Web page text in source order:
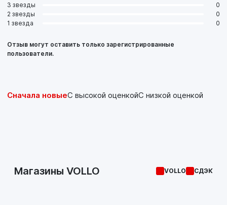
3 звезды
0
2 звезды
0
1 звезда
0
Отзыв могут оставить только зарегистрированные
пользователи.
Сначала новыеС высокой оценкойС низкой оценкой
Магазины VOLLO VOLLO СДЭК